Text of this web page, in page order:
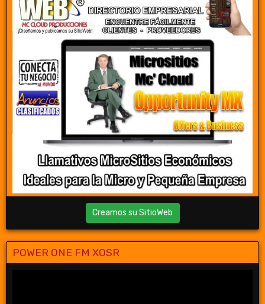
Creamos su SitioWeb
POWER ONE FM XOSR